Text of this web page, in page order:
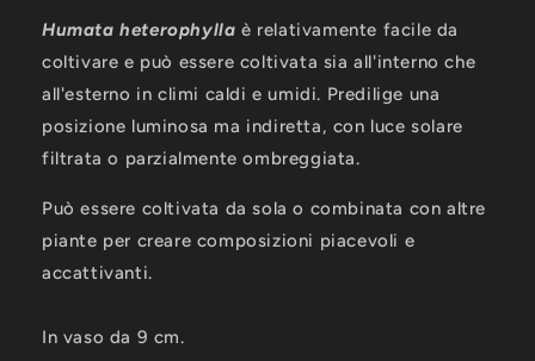
Humata heterophylla è relativamente facile da
coltivare e può essere coltivata sia all'interno che
all'esterno in climi caldi e umidi. Predilige una
posizione luminosa ma indiretta, con luce solare
filtrata o parzialmente ombreggiata.
Può essere coltivata da sola o combinata con altre
piante per creare composizioni piacevoli e
accattivanti.
In vaso da 9 cm.